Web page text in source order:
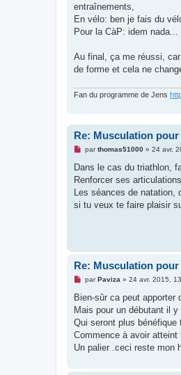
entraînements,
En vélo: ben je fais du
Pour la CàP: idem nada...
Au final, ça me réussi,
de forme et cela ne
Fan du programme de Jens
Re: Musculation
M
s
a
g
n
parthomas51000» 24 avr.
Dans le cas du triathlon,
Renforcer ses
Les séances de
si tu veux te faire plaisir
Re: Musculation
M
s
a
g
n
o
u
parPaviza » 24 avr. 2015,
Bien-sûr ca peut apporter
Mais pour un débutant il
Qui seront plus bénéfique
Commence à avoir
Un palier .ceci reste mon